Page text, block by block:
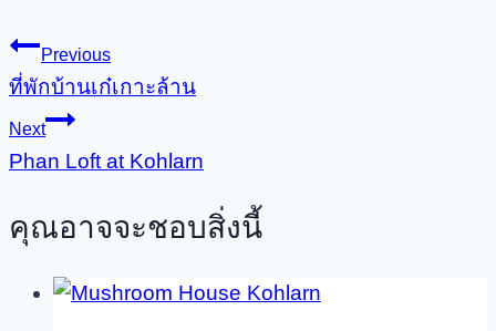
Previous
ที่พักบ้านเก๋เกาะล้าน
Next
Phan Loft at Kohlarn
คุณอาจจะชอบสิ่งนี้